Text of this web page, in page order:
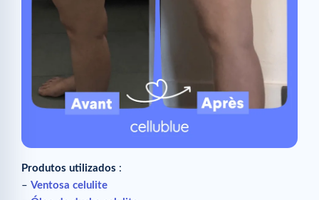
Produtos utilizados :
– Ventosa celulite